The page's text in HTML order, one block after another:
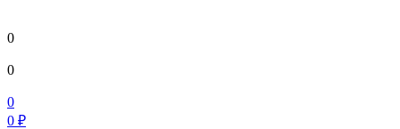
0
0
0
0 ₽